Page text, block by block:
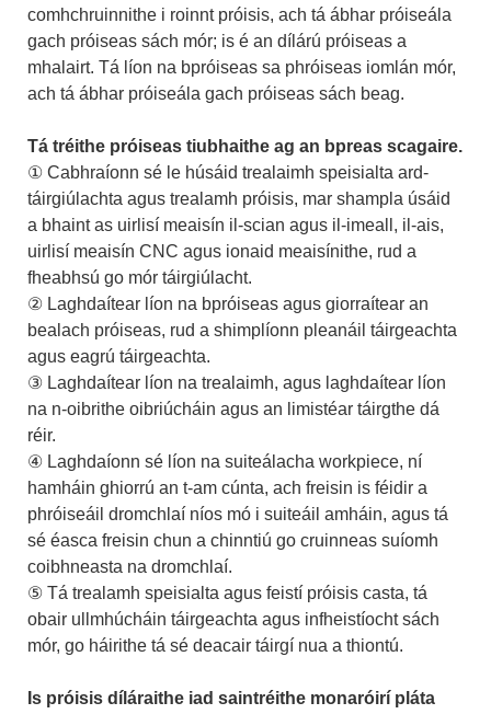
comhchruinnithe i roinnt próisis, ach tá ábhar próiseála
gach próiseas sách mór; is é an dílárú próiseas a
mhalairt. Tá líon na bpróiseas sa phróiseas iomlán mór,
ach tá ábhar próiseála gach próiseas sách beag.
Tá tréithe próiseas tiubhaithe ag an bpreas scagaire.
① Cabhraíonn sé le húsáid trealaimh speisialta ard-
táirgiúlachta agus trealamh próisis, mar shampla úsáid
a bhaint as uirlisí meaisín il-scian agus il-imeall, il-ais,
uirlisí meaisín CNC agus ionaid meaisínithe, rud a
fheabhsú go mór táirgiúlacht.
② Laghdaítear líon na bpróiseas agus giorraítear an
bealach próiseas, rud a shimplíonn pleanáil táirgeachta
agus eagrú táirgeachta.
③ Laghdaítear líon na trealaimh, agus laghdaítear líon
na n-oibrithe oibriúcháin agus an limistéar táirgthe dá
réir.
④ Laghdaíonn sé líon na suiteálacha workpiece, ní
hamháin ghiorrú an t-am cúnta, ach freisin is féidir a
phróiseáil dromchlaí níos mó i suiteáil amháin, agus tá
sé éasca freisin chun a chinntiú go cruinneas suíomh
coibhneasta na dromchlaí.
⑤ Tá trealamh speisialta agus feistí próisis casta, tá
obair ullmhúcháin táirgeachta agus infheistíocht sách
mór, go háirithe tá sé deacair táirgí nua a thiontú.
Is próisis díláraithe iad saintréithe monaróirí pláta